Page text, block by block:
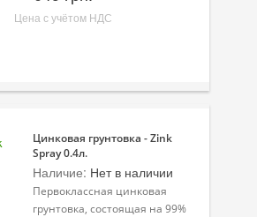
программы
программа
лодочных моторов
для мотоцикла
масло
Цена с учётом НДС
Цинковая грунтовка - Zink
Spray 0.4л.
Наличие: Нет в наличии
Первоклассная цинковая
грунтовка, состоящая на 99%